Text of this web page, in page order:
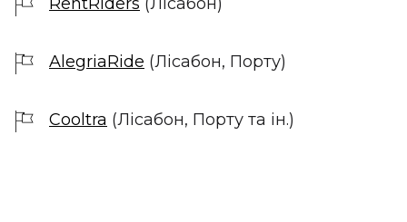
AlegriaRide (Лісабон, Порту)
Cooltra (Лісабон, Порту та ін.)